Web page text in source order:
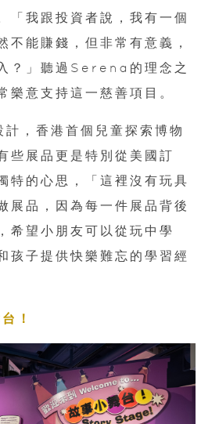
「我跟投資者說，我有一個
不能賺錢，但非常有意義，
？」聽過Serena的理念之
樂意支持這一慈善項目。
，香港首個兒童探索博物
些展品更是特別從美國訂
特的心思，「這裡沒有玩具
展品，因為每一件展品背後
希望小朋友可以從玩中學
孩子提供快樂難忘的學習經
！